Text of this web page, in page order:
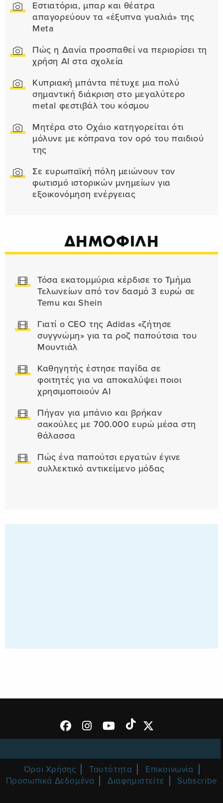
Εστιατόρια, μπαρ και θέατρα
απαγορεύουν τα «έξυπνα γυαλιά» της
Meta
Πώς η Δανία προσπαθεί να περιορίσει τη
χρήση AI στα σχολεία
Κυπριακή μπάντα πέτυχε μια πολύ
σημαντική διάκριση στο μεγαλύτερο
metal φεστιβάλ του κόσμου
Μητέρα στο Οχάιο κατηγορείται ότι
μόλυνε με κόπρανα τον ορό του παιδιού
της
Σε ευρωπαϊκή πόλη μειώνουν τον
φωτισμό ιστορικών μνημείων για
εξοικονόμηση ενέργειας
ΔΗΜΟΦΙΛΗ
Τόσα εκατομμύρια κέρδισε το Τμήμα
Τελωνείων από τον δασμό 3 ευρώ σε
Temu και Shein
Γιατί ο CEO της Adidas «ζήτησε
συγγνώμη» για τα ροζ παπούτσια του
Μουντιάλ
Καθηγητής έστησε παγίδα σε
φοιτητές για να αποκαλύψει ποιοι
χρησιμοποιούν AI
Πήγαν για μπάνιο και βρήκαν
σακούλες με 700.000 ευρώ μέσα στη
θάλασσα
Πώς ένα παπούτσι εργατών έγινε
συλλεκτικό αντικείμενο μόδας
Όροι Χρήσης Ταυτότητα
Επικοινωνία
Προσωπικά Δεδομένα
Διαφημιστείτε Subscribe